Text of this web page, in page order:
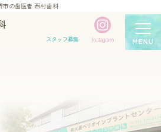
市の歯医者 西村歯科
スタッフ募集 Instagram MENU